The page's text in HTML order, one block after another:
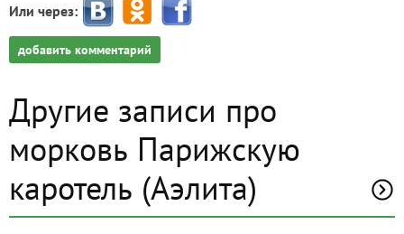
Или через:
добавить комментарий
Другие записи про
морковь Парижскую
каротель (Аэлита)